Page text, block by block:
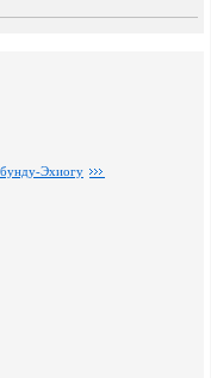
Эхиогу